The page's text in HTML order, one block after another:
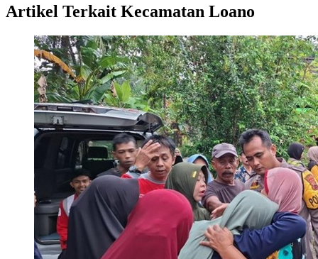
Artikel Terkait Kecamatan Loano